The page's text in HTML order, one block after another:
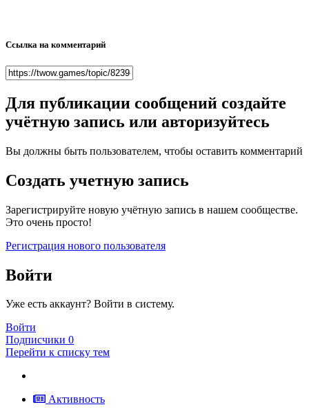
Ссылка на комментарий
Для публикации сообщений создайте
учётную запись или авторизуйтесь
Вы должны быть пользователем, чтобы оставить комментарий
Создать учетную запись
Зарегистрируйте новую учётную запись в нашем сообществе.
Это очень просто!
Регистрация нового пользователя
Войти
Уже есть аккаунт? Войти в систему.
Войти
Подписчики 0
Перейти к списку тем
Активность